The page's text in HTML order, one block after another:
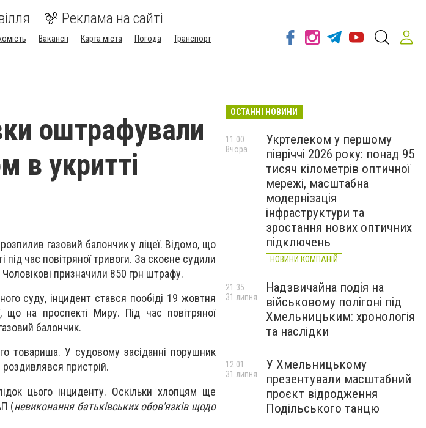
Реклама на сайті
Вакансії Карта міста Погода
Транспорт
оштрафували
в укритті
газовий балончик у ліцеї. Відомо, що
під час повітряної тривоги. За скоєне судили
Чоловікові призначили 850 грн штрафу.
суду, інцидент стався пообіді 19 жовтня
що на проспекті Миру. Під час повітряної
балончик.
товариша. У судовому засіданні порушник
пристрій.
цього інциденту. Оскільки хлопцям ще
(невиконання батьківських обов'язків щодо
ОСТАННІ НОВИНИ
Укртелеком у першому
півріччі 2026 року: понад 95
тисяч кілометрів оптичної
мережі, масштабна
модернізація
інфраструктури та
зростання нових оптичних
підключень
НОВИНИ КОМПАНІЙ
11:00
Вчора
Надзвичайна подія на
військовому полігоні під
Хмельницьким: хронологія
та наслідки
21:35
31 липня
У Хмельницькому
презентували масштабний
проєкт відродження
Подільського танцю
12:01
31 липня